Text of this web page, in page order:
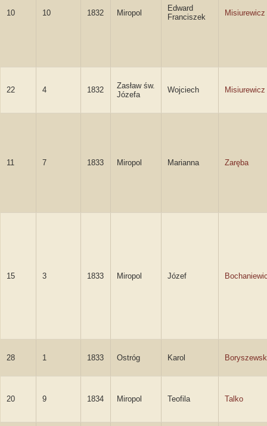
10 10 1832 Miropol
Edward
Franciszek
Misiurewicz
22 4 1832
Zasław św.
Józefa
Wojciech Misiurewicz
11 7 1833 Miropol Marianna Zaręba
15 3 1833 Miropol Józef
28 1 1833 Ostróg Karol
20 9 1834 Miropol Teofila Talko